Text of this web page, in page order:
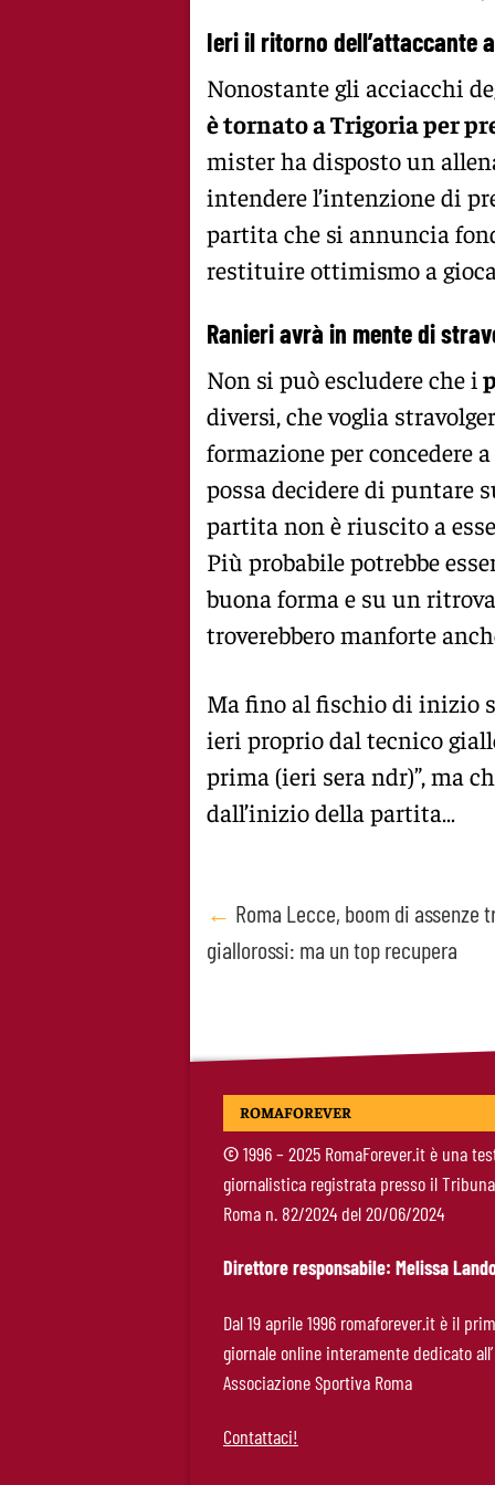
Ieri il ritorno dell’attaccante
Nonostante gli acciacchi
è tornato a Trigoria per
mister ha disposto un
intendere l’intenzione di
partita che si annuncia
restituire ottimismo a
Ranieri avrà in mente di
Non si può escludere che i
diversi, che voglia
formazione per concedere
possa decidere di puntare
partita non è riuscito a
Più probabile potrebbe
buona forma e su un
troverebbero manforte
Ma fino al fischio di inizio
ieri proprio dal tecnico
prima (ieri sera ndr)”, ma
dall’inizio della partita…
Post
navigation
← Roma Lecce, boom di assenze
giallorossi: ma un top recupera
ROMAFOREVER
©1996 – 2025 RomaForever.it è una
giornalistica registrata presso il
Roma n. 82/2024 del 20/06/2024
Direttore responsabile: Melissa
Dal 19 aprile 1996 romaforever.it è il
giornale online interamente dedicato all’
Associazione Sportiva Roma
Contattaci!